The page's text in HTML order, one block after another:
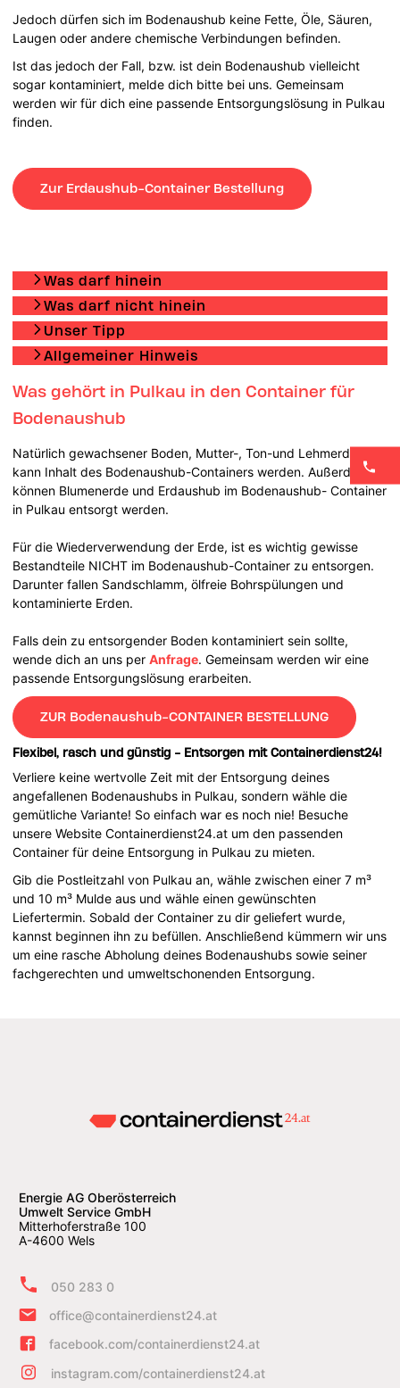
Jedoch dürfen sich im Bodenaushub keine Fette, Öle, Säuren,
Laugen oder andere chemische Verbindungen befinden.
Ist das jedoch der Fall, bzw. ist dein Bodenaushub vielleicht
sogar kontaminiert, melde dich bitte bei uns. Gemeinsam
werden wir für dich eine passende Entsorgungslösung in Pulkau
finden.
Zur Erdaushub-Container Bestellung
Was darf hinein
Was darf nicht hinein
Unser Tipp
Allgemeiner Hinweis
Was gehört in Pulkau in den Container für
Bodenaushub
Natürlich gewachsener Boden, Mutter-, Ton-und Lehmerde
kann Inhalt des Bodenaushub-Containers werden. Außerdem
können Blumenerde und Erdaushub im Bodenaushub- Container
in Pulkau entsorgt werden.
Für die Wiederverwendung der Erde, ist es wichtig gewisse
Bestandteile NICHT im Bodenaushub-Container zu entsorgen.
Darunter fallen Sandschlamm, ölfreie Bohrspülungen und
kontaminierte Erden.
Falls dein zu entsorgender Boden kontaminiert sein sollte,
wende dich an uns perAnfrage. Gemeinsam werden wir eine
passende Entsorgungslösung erarbeiten.
ZUR Bodenaushub-CONTAINER BESTELLUNG
Flexibel, rasch und günstig - Entsorgen mit Containerdienst24!
Verliere keine wertvolle Zeit mit der Entsorgung deines
angefallenen Bodenaushubs in Pulkau, sondern wähle die
gemütliche Variante! So einfach war es noch nie! Besuche
unsere Website Containerdienst24.at um den passenden
Container für deine Entsorgung in Pulkau zu mieten.
Gib die Postleitzahl von Pulkau an, wähle zwischen einer 7 m³
und 10 m³ Mulde aus und wähle einen gewünschten
Liefertermin. Sobald der Container zu dir geliefert wurde,
kannst beginnen ihn zu befüllen. Anschließend kümmern wir uns
um eine rasche Abholung deines Bodenaushubs sowie seiner
fachgerechten und umweltschonenden Entsorgung.
Energie AG Oberösterreich
Umwelt Service GmbH
Mitterhoferstraße 100
A-4600 Wels
050 283 0
office@containerdienst24.at
facebook.com/containerdienst24.at
instagram.com/containerdienst24.at